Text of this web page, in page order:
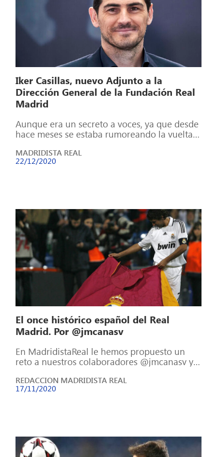
Iker Casillas, nuevo Adjunto a la
Dirección General de la Fundación Real
Madrid
Aunque era un secreto a voces, ya que desde
hace meses se estaba rumoreando la vuelta
MADRIDISTA REAL
22/12/2020
El once histórico español del Real
Madrid. Por @jmcanasv
En MadridistaReal le hemos propuesto un
reto a nuestros colaboradores @jmcanasv y
históricos del Real Madrid […]
REDACCION MADRIDISTA REAL
17/11/2020